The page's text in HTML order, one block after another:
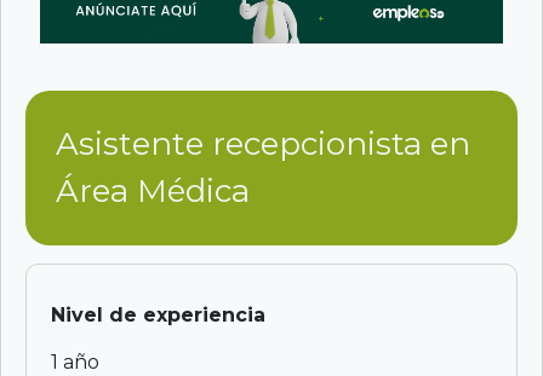
Asistente recepcionista en
Área Médica
Nivel de experiencia
1 año